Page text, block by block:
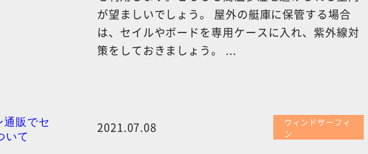
が望ましいでしょう。 屋外の艇庫に保管する場合
は、セイルやボードを専用ケースに入れ、紫外線対
策をしておきましょう。 ...
2021.07.08
ウィンドサーフィ
ン